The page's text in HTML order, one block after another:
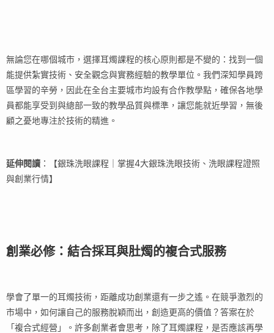
無論您在哪個城市，選擇耳燭課程的核心原則都是不變的：找到一個
能提供紮實技術、安全觀念與實務經驗的教學單位。我們深知學員跨
區學習的辛勞，因此在全台主要城市均設有合作教學點，確保各地學
員都能享受到與總部一致的教學品質與標準，讓您能就近學習，無後
顧之憂地專注於技術的精進。
延伸閱讀 ：【銀珠洗眼課程｜掌握4大銀珠洗眼技術、洗眼課程證照
與創業行情】
創業必修：結合採耳與肚燭的複合式服務
學會了單一的耳燭技術，距離成功創業還有一步之遙。在競爭激烈的
市場中，如何讓自己的服務脫穎而出，創造更高的價值？答案在於
「複合式經營」。許多創業者會思考，除了耳燭課程，是否應該再學